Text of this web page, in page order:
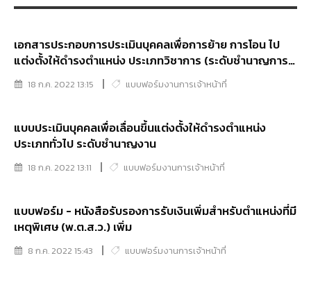
เอกสารประกอบการประเมินบุคคลเพื่อการย้าย การโอน ไป
แต่งตั้งให้ดำรงตำแหน่ง ประเภทวิชาการ (ระดับชำนาญการ/
ระดับชำนาญการพิเศษ/ระดับเชี่ยวชาญ) - เอกสารหมายเลข
๑ 18 ก.ค. 2022 13:15 แบบฟอร์มงานการเจ้าหน้าที่
แบบประเมินบุคคลเพื่อเลื่อนขึ้นแต่งตั้งให้ดำรงตำแหน่ง
ประเภททั่วไป ระดับชำนาญงาน
18 ก.ค. 2022 13:11 แบบฟอร์มงานการเจ้าหน้าที่
แบบฟอร์ม - หนังสือรับรองการรับเงินเพิ่มสำหรับตำแหน่งที่มี
เหตุพิเศษ (พ.ต.ส.ว.) เพิ่ม
8 ก.ค. 2022 15:43 แบบฟอร์มงานการเจ้าหน้าที่